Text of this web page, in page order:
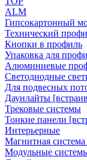
ALM
Гипсокартонный
Технический
Кнопки в профиль
Упаковка для
Алюминиевые
Светодиодные
Для подвесных
Даунлайты
Трековые системы
Тонкие панели
Интерьерные
Магнитная
Модульные